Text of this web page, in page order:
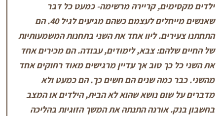
קריירה מרשימה- כמעט כל דבר
שאנשים מייחלים לעצמם כשהם מגיעים לגיל 40. הם
ליוו אחד את השני בתחנות המשמעותיות
צבא, לימודים, עבודה. הם מכירים אחד
טוב אך עדיין מרגישים מאוד רחוקים אחד
כמה שנים הם חשים כך. הם כמעט ולא
נושא שהוא לא הבית, הילדים או המצב
אורנה התנתה את המשך הזוגיות בהליכה